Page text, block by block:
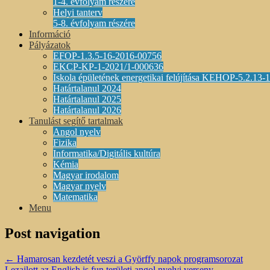
Helyi tanterv
5-8. évfolyam részére
Információ
Pályázatok
EFOP-1.3.5-16-2016-00756
EKCP-KP-1-2021/1-000636
Iskola épületének energetikai felújítása KEHOP-5.2.13-
Határtalanul 2024
Határtalanul 2025
Határtalanul 2026
Tanulást segítő tartalmak
Angol nyelv
Fizika
Informatika/Digitális kultúra
Kémia
Magyar irodalom
Magyar nyelv
Matematika
Menu
Post navigation
← Hamarosan kezdetét veszi a Györffy napok programsorozat